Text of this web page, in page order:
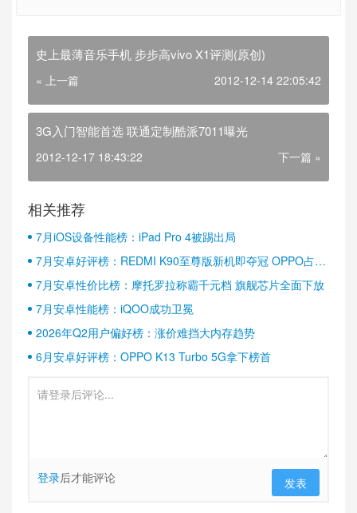
史上最薄音乐手机 步步高vivo X1评测(原创)
« 上一篇 2012-12-14 22:05:42
3G入门智能首选 联通定制酷派7011曝光
2012-12-17 18:43:22 下一篇 »
相关推荐
7月iOS设备性能榜：iPad Pro 4被踢出局
7月安卓好评榜：REDMI K90至尊版新机即夺冠 OPPO占据
半壁江山
7月安卓性价比榜：摩托罗拉称霸千元档 旗舰芯片全面下放
7月安卓性能榜：iQOO成功卫冕
2026年Q2用户偏好榜：涨价难挡大内存趋势
6月安卓好评榜：OPPO K13 Turbo 5G拿下榜首
登录后才能评论 发表